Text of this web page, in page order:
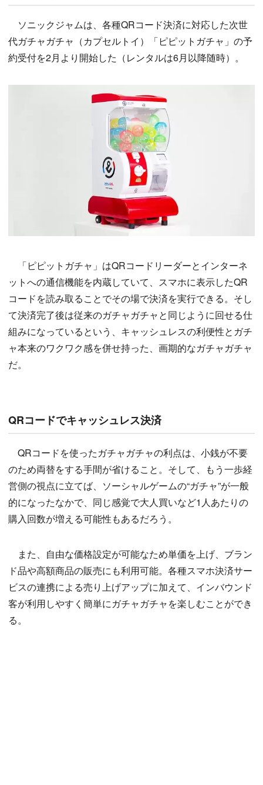
ソニックジャムは、各種QRコード決済に対応した次世
代ガチャガチャ（カプセルトイ）「ピピットガチャ」の予
約受付を2月より開始した（レンタルは6月以降随時）。
「ピピットガチャ」はQRコードリーダーとインターネ
ットへの通信機能を内蔵していて、スマホに表示したQR
コードを読み取ることでその場で決済を実行できる。そし
て決済完了後は従来のガチャガチャと同じように回せる仕
組みになっているという、キャッシュレスの利便性とガチ
ャ本来のワクワク感を併せ持った、画期的なガチャガチャ
だ。
QRコードでキャッシュレス決済
QRコードを使ったガチャガチャの利点は、小銭が不要
のため両替をする手間が省けること。そして、もう一歩経
営側の視点に立てば、ソーシャルゲームの“ガチャ”が一般
的になったなかで、同じ感覚で大人買いなど1人あたりの
購入回数が増える可能性もあるだろう。
また、自由な価格設定が可能なため単価を上げ、ブラン
ド品や高額商品の販売にも利用可能。各種スマホ決済サー
ビスの連携による売り上げアップに加えて、インバウンド
客が利用しやすく簡単にガチャガチャを楽しむことができ
る。